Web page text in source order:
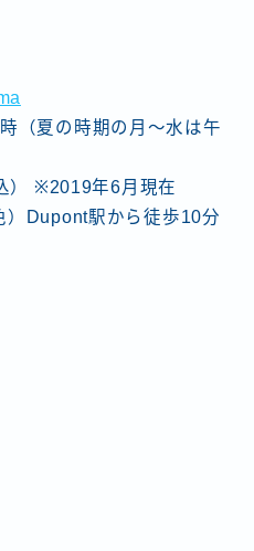
（夏の時期の月〜水は午
） ※2019年6月現在
）Dupont駅から徒歩10分